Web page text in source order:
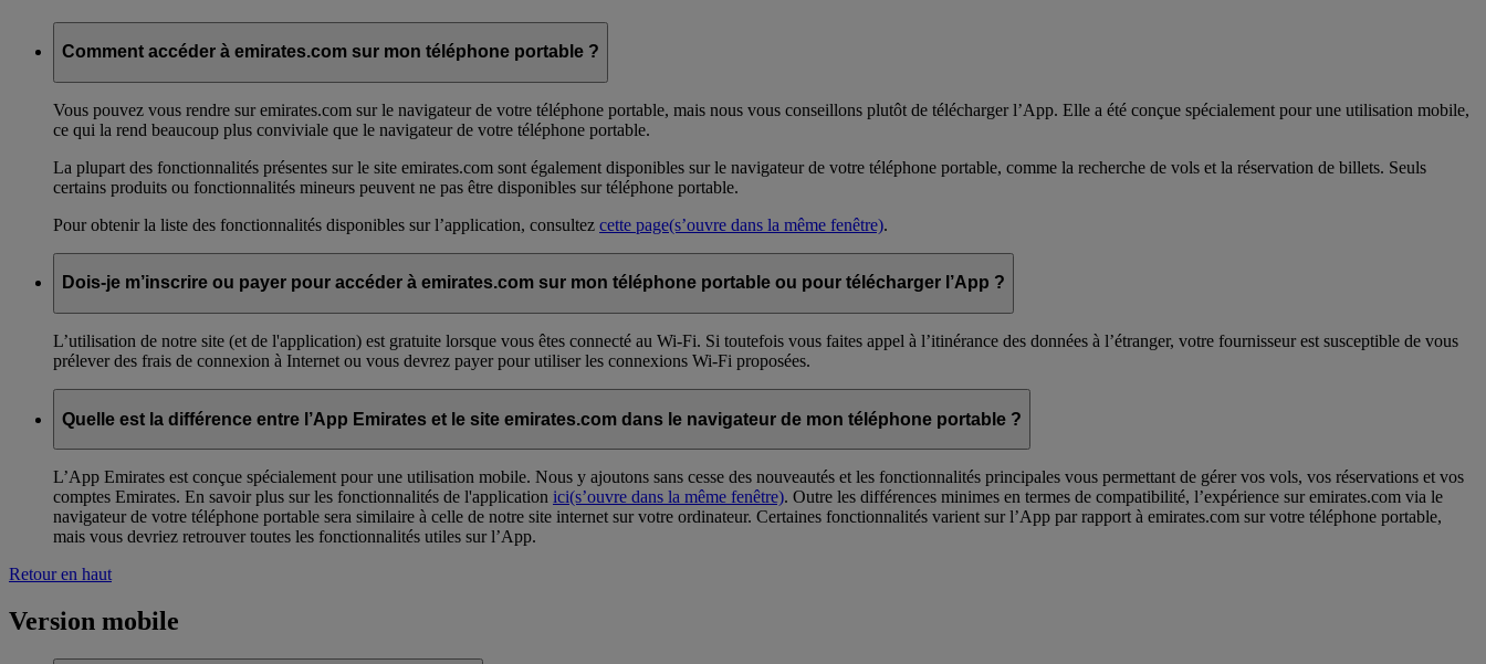
Comment accéder à emirates.com sur mon téléphone portable ?
Vous pouvez vous rendre sur emirates.com sur le navigateur de votre téléphone portable, mais nous vous conseillons plutôt de télécharger l’App. Elle a été conçue spécialement pour une utilisation mobile,
ce qui la rend beaucoup plus conviviale que le navigateur de votre téléphone portable.
La plupart des fonctionnalités présentes sur le site emirates.com sont également disponibles sur le navigateur de votre téléphone portable, comme la recherche de vols et la réservation de billets. Seuls
certains produits ou fonctionnalités mineurs peuvent ne pas être disponibles sur téléphone portable.
Pour obtenir la liste des fonctionnalités disponibles sur l’application, consultez cette page(s’ouvre dans la même fenêtre).
Dois-je m’inscrire ou payer pour accéder à emirates.com sur mon téléphone portable ou pour télécharger l’App ?
L’utilisation de notre site (et de l'application) est gratuite lorsque vous êtes connecté au Wi-Fi. Si toutefois vous faites appel à l’itinérance des données à l’étranger, votre fournisseur est susceptible de vous
prélever des frais de connexion à Internet ou vous devrez payer pour utiliser les connexions Wi-Fi proposées.
Quelle est la différence entre l’App Emirates et le site emirates.com dans le navigateur de mon téléphone portable ?
L’App Emirates est conçue spécialement pour une utilisation mobile. Nous y ajoutons sans cesse des nouveautés et les fonctionnalités principales vous permettant de gérer vos vols, vos réservations et vos
comptes Emirates. En savoir plus sur les fonctionnalités de l'application ici(s’ouvre dans la même fenêtre). Outre les différences minimes en termes de compatibilité, l’expérience sur emirates.com via le
navigateur de votre téléphone portable sera similaire à celle de notre site internet sur votre ordinateur. Certaines fonctionnalités varient sur l’App par rapport à emirates.com sur votre téléphone portable,
mais vous devriez retrouver toutes les fonctionnalités utiles sur l’App.
Retour en haut
Version mobile